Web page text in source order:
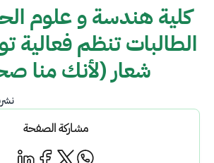
كلية هندسة و علوم
الطالبات تنظم فعالية
شعار (لأنك منا
مشاركة الصفحة